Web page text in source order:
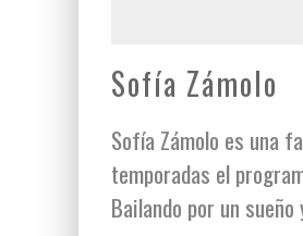
Sofía Zámolo
Sofía Zámolo es una
temporadas el
Bailando por un